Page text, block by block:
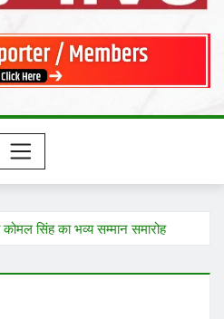
कोमल सिंह का भव्य सम्मान समारोह